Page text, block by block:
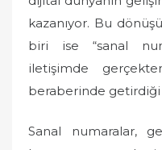
kazanıyor. Bu
biri ise “sanal
iletişimde
beraberinde getirdiği
Sanal numaralar,